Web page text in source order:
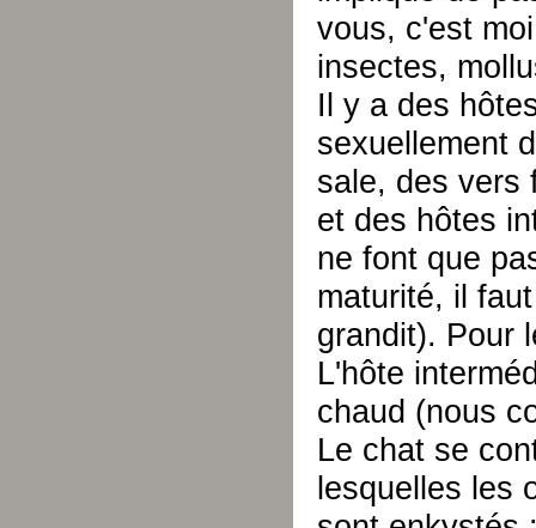
vous, c'est
insectes,
Il y a des
sexuellement
sale, des vers
et des hôtes
ne font que
maturité, il
grandit). Pour
L'hôte
chaud (nous
Le chat se
lesquelles les